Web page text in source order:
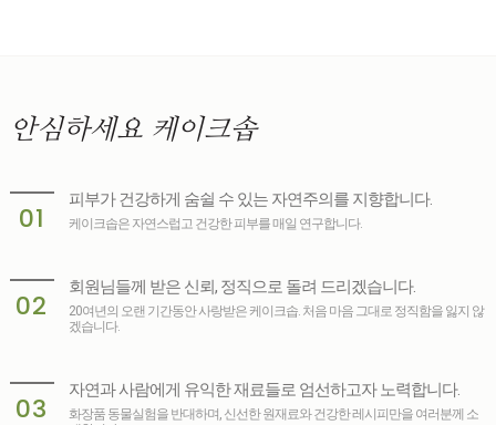
안심하세요 케이크솝
01
피부가 건강하게 숨쉴 수 있는 자연주의를 지향합니다.
케이크솝은 자연스럽고 건강한 피부를 매일 연구합니다.
02
회원님들께 받은 신뢰, 정직으로 돌려 드리겠습니다.
20여년의 오랜 기간동안 사랑받은 케이크솝. 처음 마음 그대로 정직함을 잃지 않
겠습니다.
03
자연과 사람에게 유익한 재료들로 엄선하고자 노력합니다.
화장품 동물실험을 반대하며, 신선한 원재료와 건강한 레시피만을 여러분께 소